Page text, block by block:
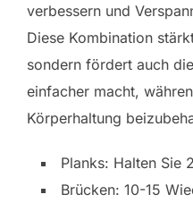
verbessern und
Diese Kombination
sondern fördert auch
einfacher macht,
Körperhaltung
Planks: Halten Sie
Brücken: 10-15